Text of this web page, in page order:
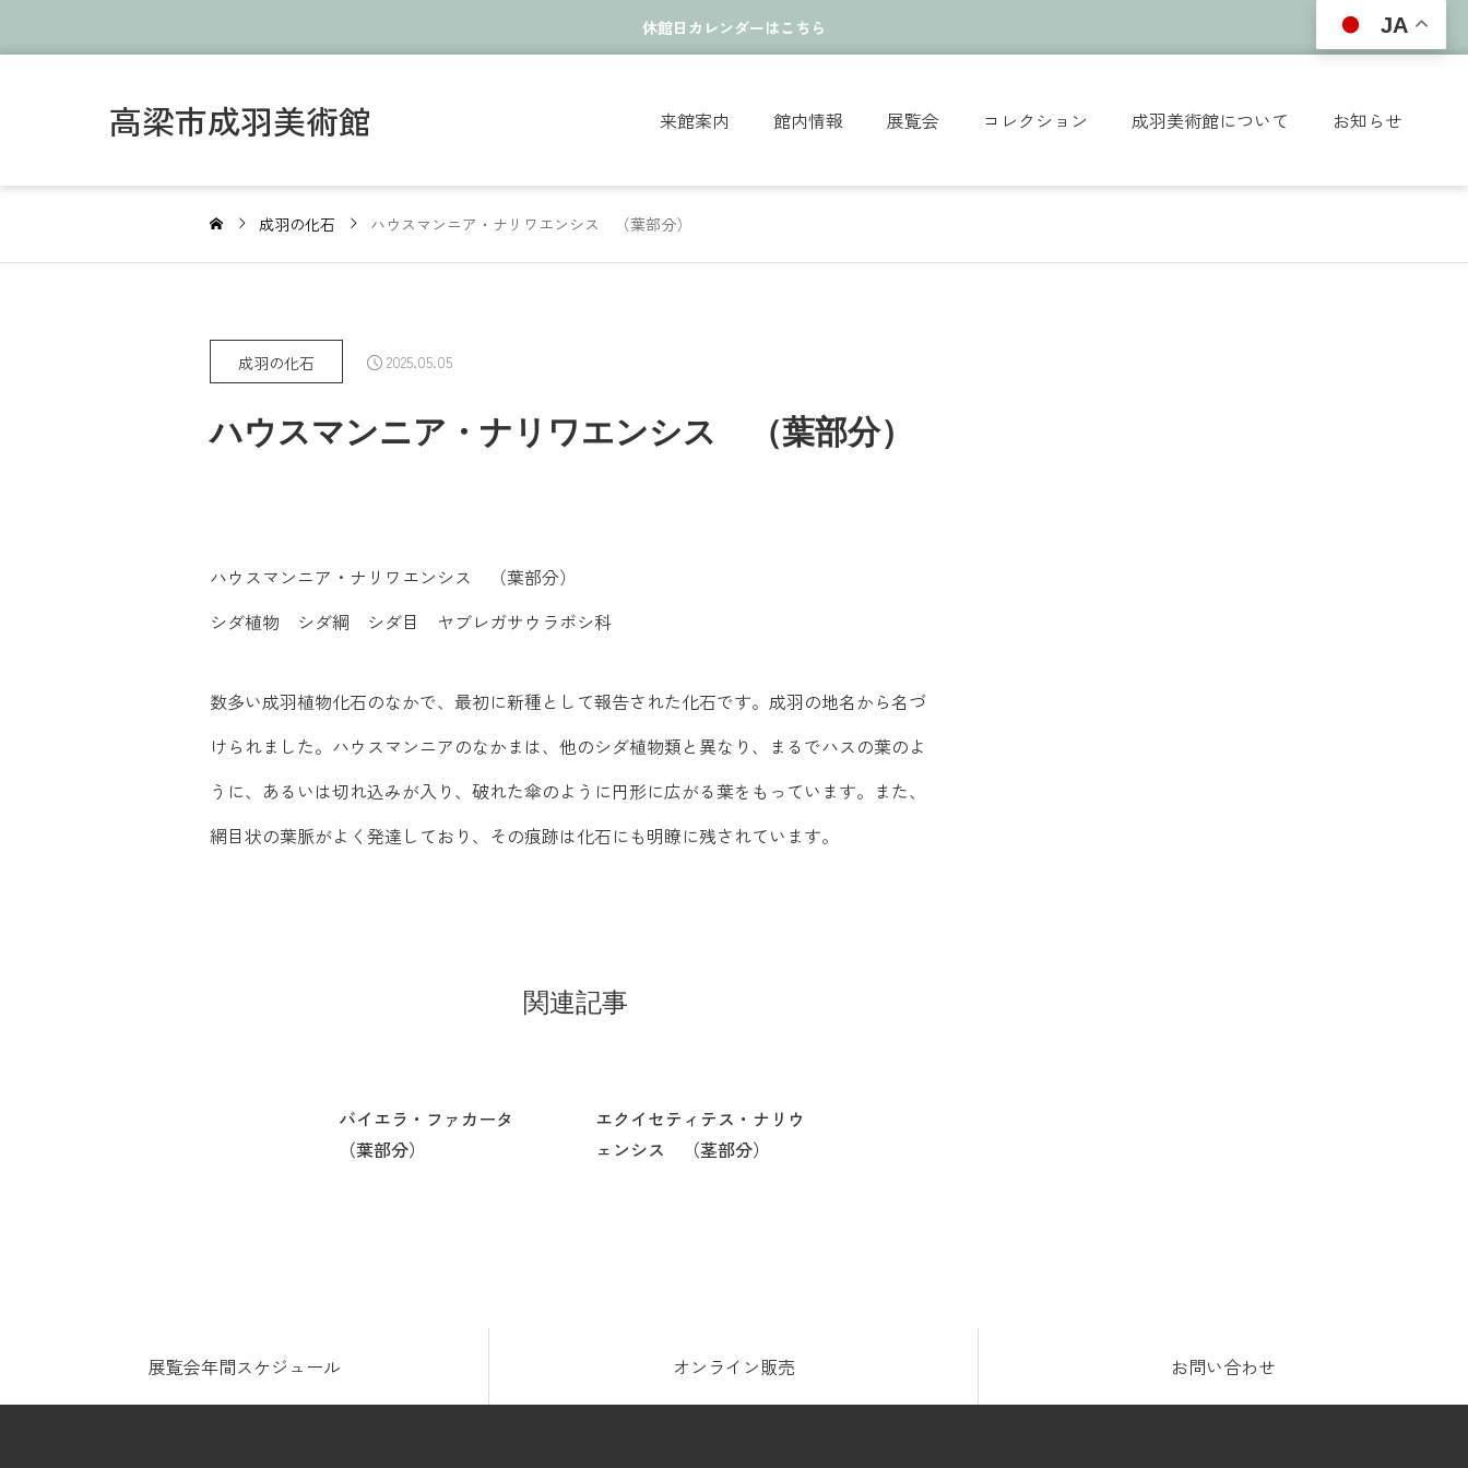
休館日カレンダーはこちら
高梁市成羽美術館 来館案内 館内情報 展覧会 コレクション 成羽美術館について お知らせ
成羽の化石 ハウスマンニア・ナリワエンシス （葉部分）
成羽の化石 2025.05.05
ハウスマンニア・ナリワエンシス （葉部分）
ハウスマンニア・ナリワエンシス （葉部分）
シダ植物 シダ綱 シダ目 ヤブレガサウラボシ科
数多い成羽植物化石のなかで、最初に新種として報告された化石です。成羽の地名から名づ
けられました。ハウスマンニアのなかまは、他のシダ植物類と異なり、まるでハスの葉のよ
うに、あるいは切れ込みが入り、破れた傘のように円形に広がる葉をもっています。また、
網目状の葉脈がよく発達しており、その痕跡は化石にも明瞭に残されています。
関連記事
バイエラ・ファカータ
（葉部分）
エクイセティテス・ナリウ
ェンシス （茎部分）
展覧会年間スケジュール オンライン販売 お問い合わせ
JA